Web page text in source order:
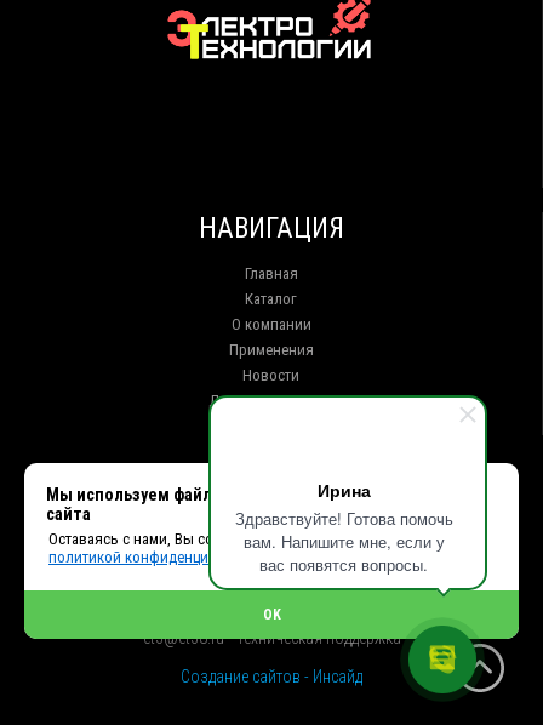
Ирина
Здравствуйте! Готова помочь
вам. Напишите мне, если у
вас появятся вопросы.
НАВИГАЦИЯ
Главная
Каталог
О компании
Применения
Новости
Доставка и оплата
г. Иркутск ул. Клары Цеткин, 16, офис 15
+7 (914) 010-76-83, 8 (3952) 93-27-93 - Отдел продаж
+7 (950) 075-85-99 - Техническая поддержка
info@et38.ru - Общая почта
et2@et38.ru - Отдел продаж
et3@et38.ru - Техническая поддержка
Создание сайтов - Инсайд
Мы используем файлы cookie, чтобы улучшить работу
сайта
Оставаясь с нами, Вы соглашаетесь с использованием cookies и
политикой конфиденциальности.
OK